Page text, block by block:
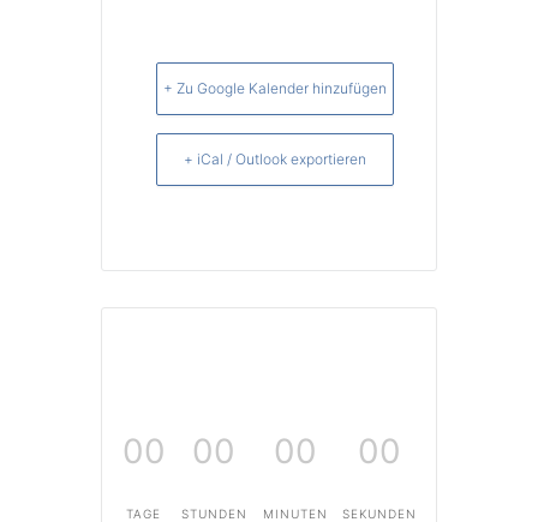
+ Zu Google Kalender hinzufügen
+ iCal / Outlook exportieren
00
TAGE
00
STUNDEN
00
MINUTEN
00
SEKUNDEN